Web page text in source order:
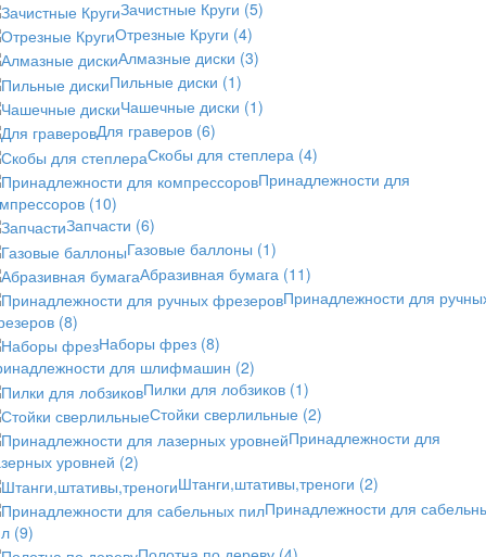
Зачистные Круги (5)
Отрезные Круги (4)
Алмазные диски (3)
Пильные диски (1)
Чашечные диски (1)
Для граверов (6)
Скобы для степлера (4)
Принадлежности для
(10)
Запчасти (6)
Газовые баллоны (1)
Абразивная бумага (11)
Принадлежности для
(8)
Наборы фрез (8)
для шлифмашин (2)
Пилки для лобзиков (1)
Стойки сверлильные (2)
Принадлежности для
уровней (2)
Штанги,штативы,треноги (2)
Принадлежности для
(9)